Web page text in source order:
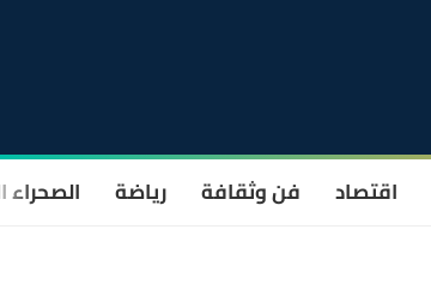
اقتصاد فن وثقافة رياضة الصحراء